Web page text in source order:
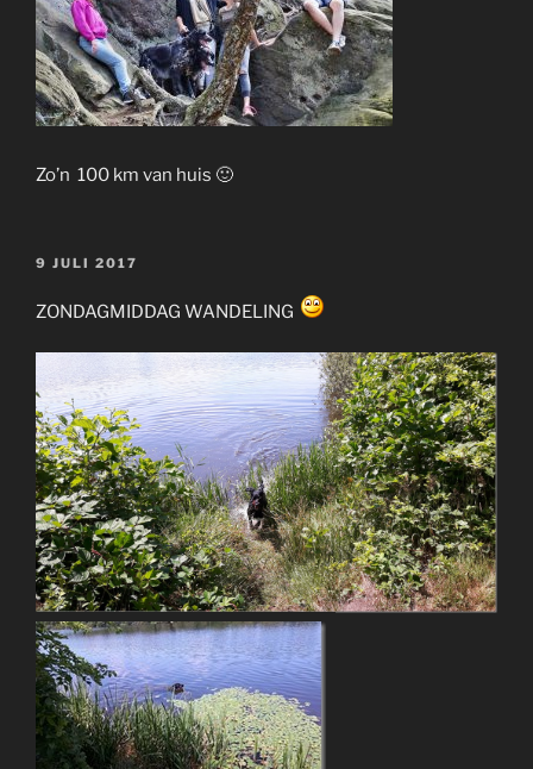
Zo’n 100 km van huis 🙂
GEPLAATST
9 JULI 2017
ZONDAGMIDDAG WANDELING